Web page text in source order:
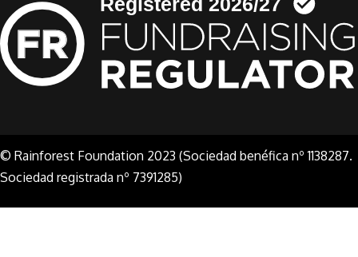
© Rainforest Foundation 2023 (Sociedad benéfica nº 1138287.
Sociedad registrada nº 7391285)